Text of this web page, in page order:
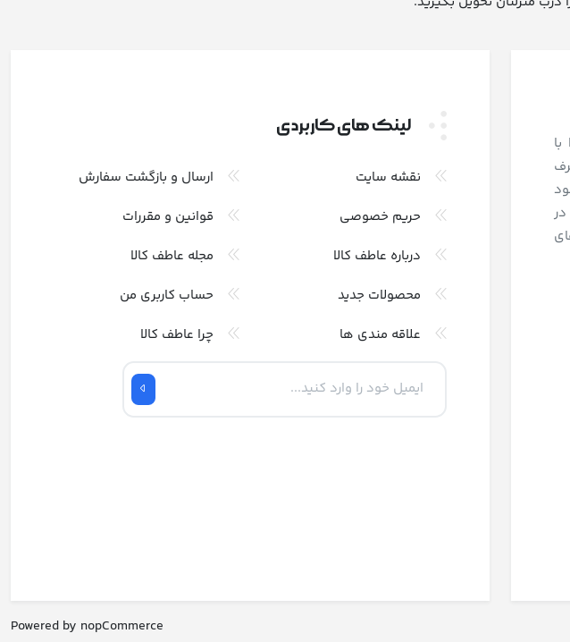
لینک های کاربردی
نقشه سایت
ارسال و بازگشت سفارش
حریم خصوصی
قوانین و مقررات
درباره عاطف کالا
مجله عاطف کالا
محصولات جدید
حساب کاربری من
علاقه مندی ها
چرا عاطف کالا
Powered by nopCommerce